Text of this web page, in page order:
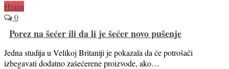
Hrana
0
Porez na šećer ili da li je šećer novo pušenje
Jedna studija u Velikoj Britaniji je pokazala da će potrošači
izbegavati dodatno zašećerene proizvode, ako…